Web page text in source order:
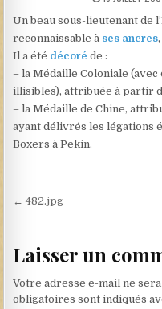
Un beau sous-lieutenant de
reconnaissable à ses ancres
Il a été décoré de :
– la Médaille Coloniale
illisibles), attribuée à partir
– la Médaille de Chine,
ayant délivrés les légations
Boxers à Pekin.
Navigation de
← 482.jpg
Laisser un
Votre adresse e-mail ne
obligatoires sont indiqués